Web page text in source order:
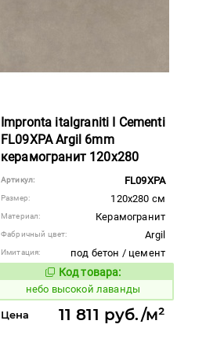
Impronta italgraniti I Cementi
FL09XPA Argil 6mm
керамогранит 120x280
Артикул: FL09XPA
Размер: 120x280 см
Материал: Керамогранит
Фабричный цвет: Argil
Имитация:
под бетон / цемент
Код товара:
1111416 Код товара:
небо высокой лаванды
Цена 11 811 руб./м²